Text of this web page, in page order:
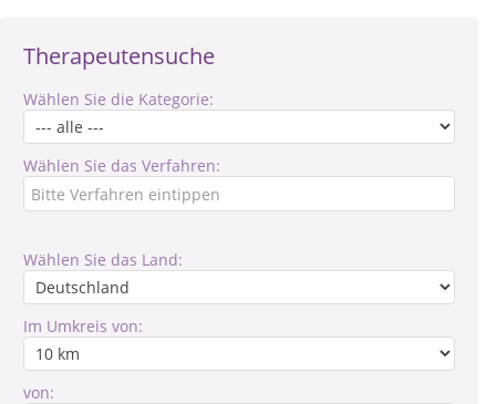
Therapeutensuche
Wählen Sie die Kategorie:
Wählen Sie das Verfahren:
Wählen Sie das Land:
Im Umkreis von:
von: